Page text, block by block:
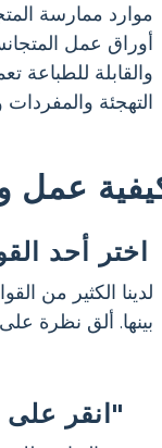
موارد ممارسة
أوراق عمل
والقابلة للطباعة
التهجئة والمفردات
عمل
اختر أحد
لدينا الكثير من
بينها. ألق نظرة على
انقر على "نسخ القالب"